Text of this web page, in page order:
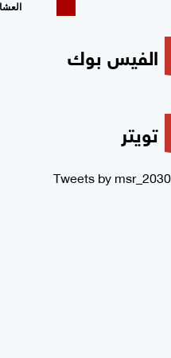
الفيس بوك
تويتر
Tweets by msr_2030